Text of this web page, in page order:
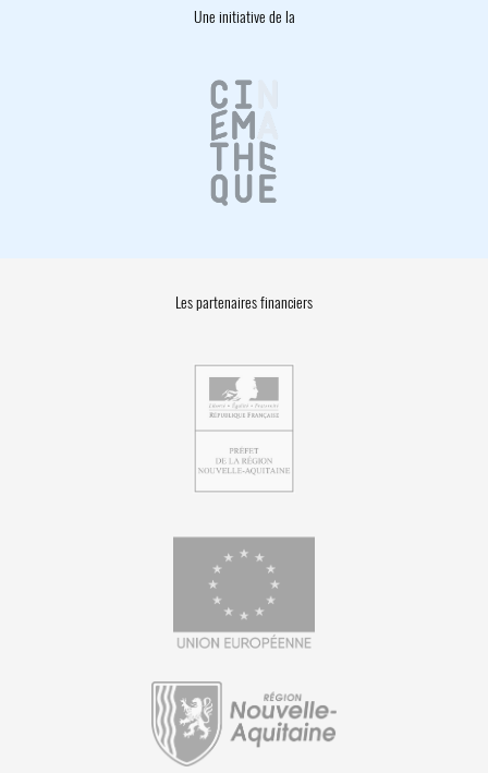
Une initiative de la
Les partenaires financiers